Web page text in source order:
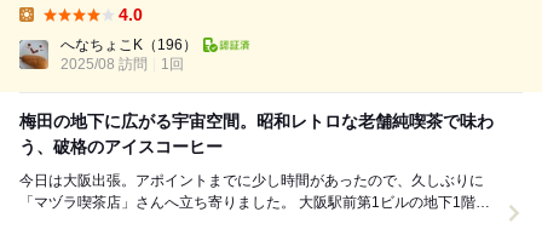
のおじ様？オーナーかな？ が入り口で「いらっしゃいませ～」 お昼時
で...
4.0
へなちょこK （196）
2025/08 訪問
1回
梅田の地下に広がる宇宙空間。昭和レトロな老舗純喫茶で味わ
う、破格のアイスコーヒー
今日は大阪出張。アポイントまでに少し時間があったので、久しぶりに
「マヅラ喫茶店」さんへ立ち寄りました。 大阪駅前第1ビルの地下1階に